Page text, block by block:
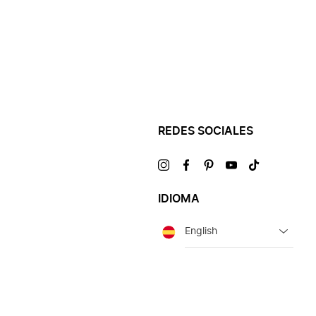
REDES SOCIALES
VisítanosVisítanosVisítanosVisítanosVisítanos
IDIOMA
Idioma